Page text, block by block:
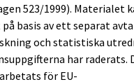
523/1999). Materialet
basis av ett separat
och statistiska
har raderats.
för EU-